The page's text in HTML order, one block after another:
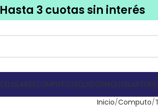
Hasta 3 cuotas sin interés
CELULARESCOMPUTOTECLADOSMOUSELAPTOPS
Inicio Computo